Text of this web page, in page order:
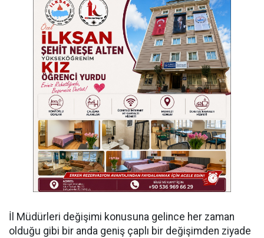
İl Müdürleri değişimi konusuna gelince her zaman
olduğu gibi bir anda geniş çaplı bir değişimden ziyade